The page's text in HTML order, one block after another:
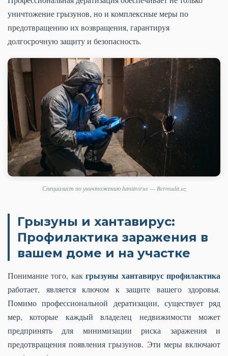
уничтожение грызунов, но и комплексные меры по
предотвращению их возвращения, гарантируя
долгосрочную защиту и безопасность.
Специалист по уничтожению hantavirus — Bermuda.uz
Грызуны и хантавирус:
Профилактика заражения в
вашем доме и на участке
Понимание того, какгрызуны хантавирус профилактика
работает, является ключом к защите вашего здоровья.
Помимо профессиональной дератизации, существует ряд
мер, которые каждый владелец недвижимости может
предпринять для минимизации риска заражения и
предотвращения появления грызунов. Эти меры включают